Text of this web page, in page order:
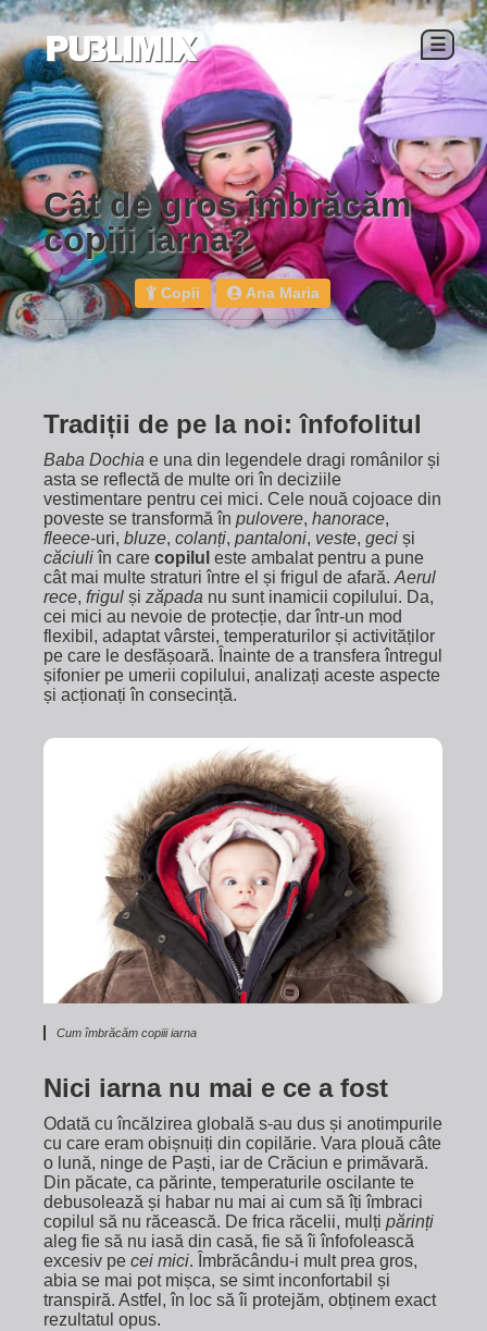
☰
Cât de gros îmbrăcăm
copiii iarna?
Copii Ana Maria
Tradiții de pe la noi: înfofolitul
Baba Dochia e una din legendele dragi românilor și
asta se reflectă de multe ori în deciziile
vestimentare pentru cei mici. Cele nouă cojoace din
poveste se transformă în pulovere, hanorace,
fleece-uri, bluze, colanți, pantaloni, veste, geci și
căciuliîn care copilul este ambalat pentru a pune
cât mai multe straturi între el și frigul de afară. Aerul
rece, frigul și zăpada nu sunt inamicii copilului. Da,
cei mici au nevoie de protecție, dar într-un mod
flexibil, adaptat vârstei, temperaturilor și activităților
pe care le desfășoară. Înainte de a transfera întregul
șifonier pe umerii copilului, analizați aceste aspecte
și acționați în consecință.
Cum îmbrăcăm copiii iarna
Nici iarna nu mai e ce a fost
Odată cu încălzirea globală s-au dus și anotimpurile
cu care eram obișnuiți din copilărie. Vara plouă câte
o lună, ninge de Paști, iar de Crăciun e primăvară.
Din păcate, ca părinte, temperaturile oscilante te
debusolează și habar nu mai ai cum să îți îmbraci
copilul să nu răcească. De frica răcelii, mulți părinți
aleg fie să nu iasă din casă, fie să îi înfofolească
excesiv pe cei mici. Îmbrăcându-i mult prea gros,
abia se mai pot mișca, se simt inconfortabil și
transpiră. Astfel, în loc să îi protejăm, obținem exact
rezultatul opus.